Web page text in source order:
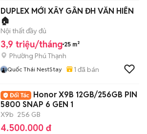
DUPLEX MỚI XÂY GẦN ĐH VĂN HIẾN
🏠
Nội thất đầy đủ
3,9 triệu/tháng 25 m²
Phường Phú Thạnh
Quốc Thái NestStay 1 đã bán
Honor X9B 12GB/256GB PIN
5800 SNAP 6 GEN 1
X9b 256 GB
4.500.000 đ